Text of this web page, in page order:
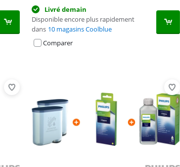
Livré demain
Disponible encore plus rapidement
dans 10 magasins Coolblue
Comparer